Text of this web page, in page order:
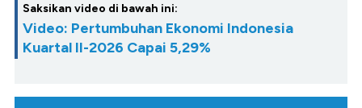
Saksikan video di bawah ini:
Video: Pertumbuhan Ekonomi Indonesia
Kuartal II-2026 Capai 5,29%